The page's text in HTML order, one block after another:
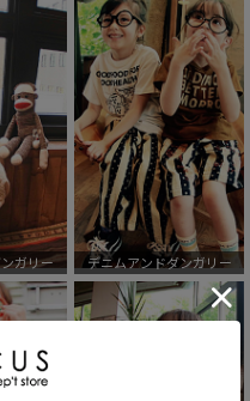
ガリー デニムアンドダンガリー